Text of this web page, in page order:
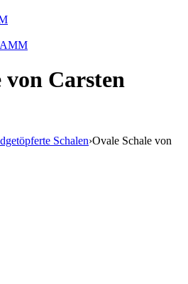
von Carsten
Schalen›Ovale Schale von